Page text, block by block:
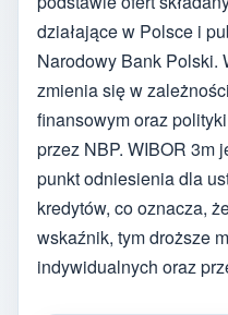
działające w Polsce i
Narodowy Bank Polski.
zmienia się w
finansowym oraz
przez NBP. WIBOR 3m
punkt odniesienia dla
kredytów, co oznacza,
wskaźnik, tym droższe
indywidualnych oraz